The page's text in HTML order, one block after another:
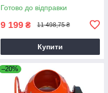
Готово до відправки
9 199 ₴ 11 498,75 ₴
Купити
–20%